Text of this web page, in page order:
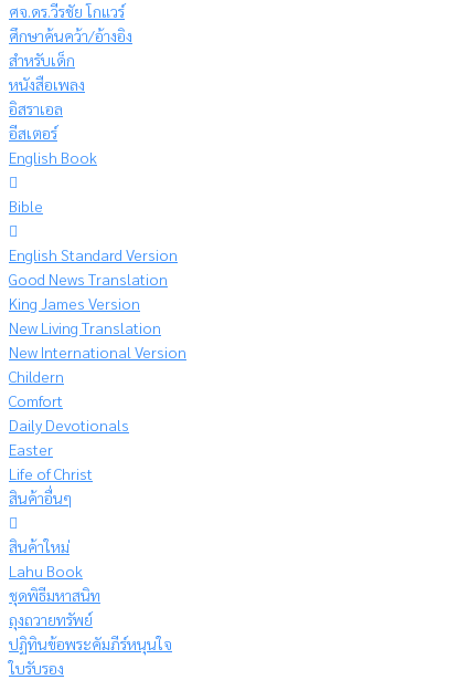
ศจ.ดร.วีรชัย โกแวร์
ศึกษาค้นคว้า/อ้างอิง
สำหรับเด็ก
หนังสือเพลง
อิสราเอล
อีสเตอร์
English Book
Bible
English Standard Version
Good News Translation
King James Version
New Living Translation
New International Version
Childern
Comfort
Daily Devotionals
Easter
Life of Christ
สินค้าอื่นๆ
สินค้าใหม่
Lahu Book
ชุดพิธีมหาสนิท
ถุงถวายทรัพย์
ปฏิทินข้อพระคัมภีร์หนุนใจ
ใบรับรอง